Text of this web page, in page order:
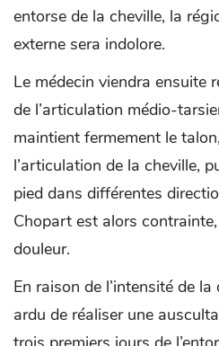
entorse de la cheville, la
externe sera indolore.
Le médecin viendra ensuite
de l’articulation médio-
maintient fermement le
l’articulation de la cheville,
pied dans différentes
Chopart est alors
douleur.
En raison de l’intensité de
ardu de réaliser une